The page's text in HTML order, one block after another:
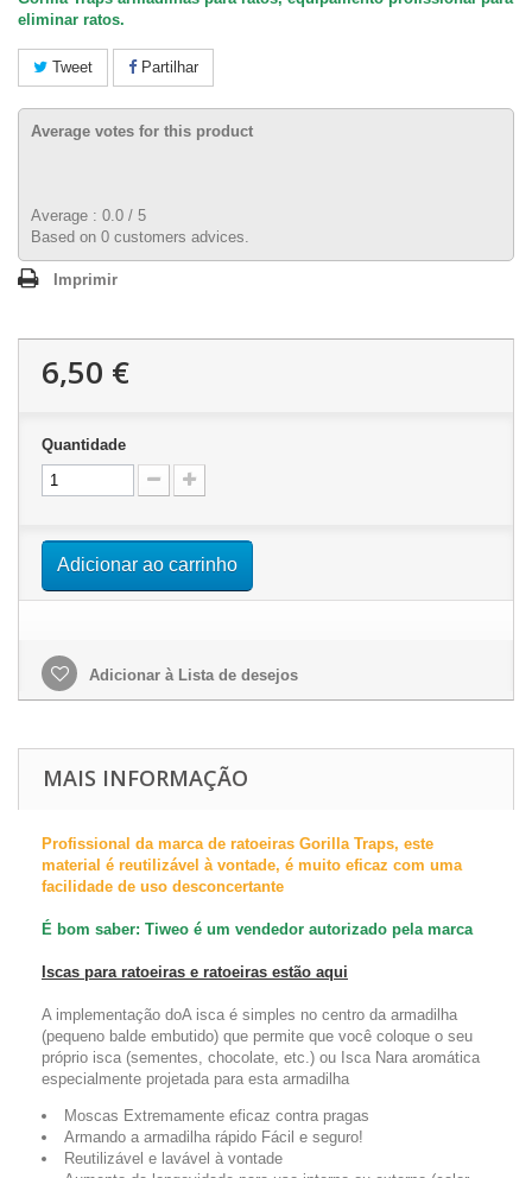
eliminar ratos.
Tweet Partilhar
Average votes for this product
Average : 0.0 / 5
Based on 0 customers advices.
Imprimir
6,50 €
Quantidade
Adicionar ao carrinho
Adicionar à Lista de desejos
MAIS INFORMAÇÃO
Profissional da marca de ratoeiras Gorilla Traps, este
material é reutilizável à vontade, é muito eficaz com uma
facilidade de uso desconcertante
É bom saber: Tiweo é um vendedor autorizado pela marca
Iscas para ratoeiras e ratoeiras estão aqui
A implementação doA isca é simples no centro da armadilha
(pequeno balde embutido) que permite que você coloque o seu
próprio isca (sementes, chocolate, etc.) ou Isca Nara aromática
especialmente projetada para esta armadilha
Moscas Extremamente eficaz contra pragas
Armando a armadilha rápido Fácil e seguro!
Reutilizável e lavável à vontade